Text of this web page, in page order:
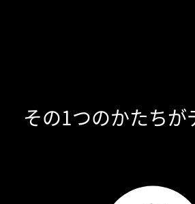
その1つのかたちが